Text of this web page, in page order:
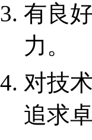
有良
力。
对技
追求卓